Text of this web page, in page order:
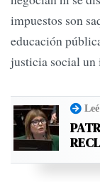
impuestos son
educación
justicia social un